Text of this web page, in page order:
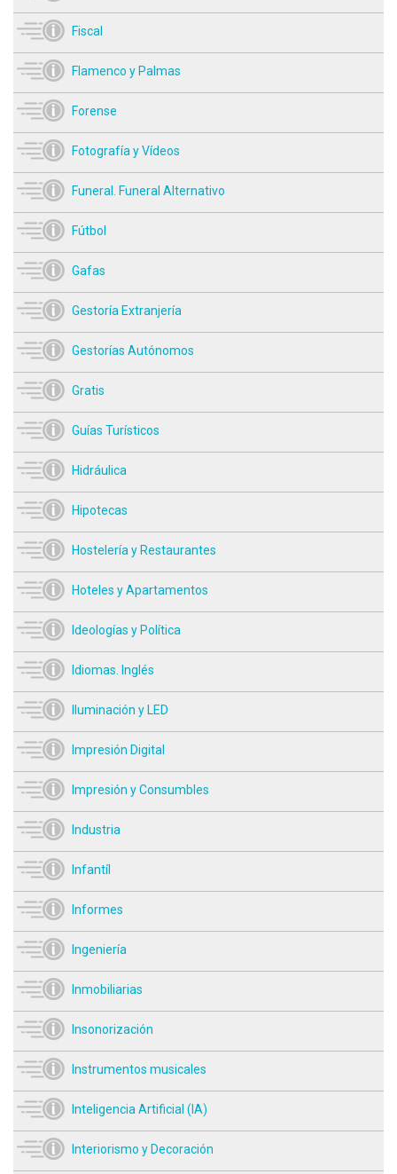
Fiscal
Flamenco y Palmas
Forense
Fotografía y Vídeos
Funeral. Funeral Alternativo
Fútbol
Gafas
Gestoría Extranjería
Gestorías Autónomos
Gratis
Guías Turísticos
Hidráulica
Hipotecas
Hostelería y Restaurantes
Hoteles y Apartamentos
Ideologías y Política
Idiomas. Inglés
Iluminación y LED
Impresión Digital
Impresión y Consumbles
Industria
Infantíl
Informes
Ingeniería
Inmobiliarias
Insonorización
Instrumentos musicales
Inteligencia Artificial (IA)
Interiorismo y Decoración